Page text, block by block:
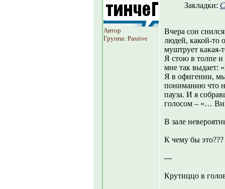
Автор
Группа: Passive
Закладки:
Вчера сон
людей, какой-то
муштрует какая-
Я стою в толпе и
мне так выдает:
Я в офигении,
пониманию что
пауза. И я
голосом – «…
В зале
К чему бы это???
---
Крутиццо в